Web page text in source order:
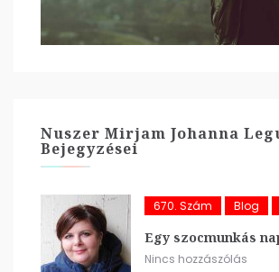
Nuszer Mirjam Johanna
Bejegyzései
670. Szám Blog
Egy szocmunkás
Nincs hozzászólás